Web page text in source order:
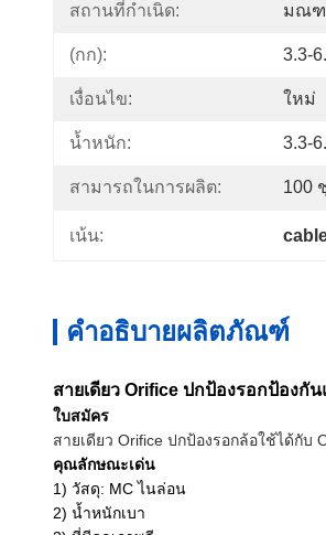
สถานที่กำเนิด: มณฑ
(กก): 3.3-
เงื่อนไข: ใหม่
น้ำหนัก: 3.3-
สามารถในการผลิต: 100
เน้น:
คำอธิบายผลิตภัณฑ์
สายเดียว Orifice ปกป้องรอกป้อง
ใบสมัคร
สายเดียว Orifice ปกป้องรอกล้อใช้ได้กับ
คุณลักษณะเด่น
1) วัสดุ: MC ไนล่อน
2) น้ำหนักเบา